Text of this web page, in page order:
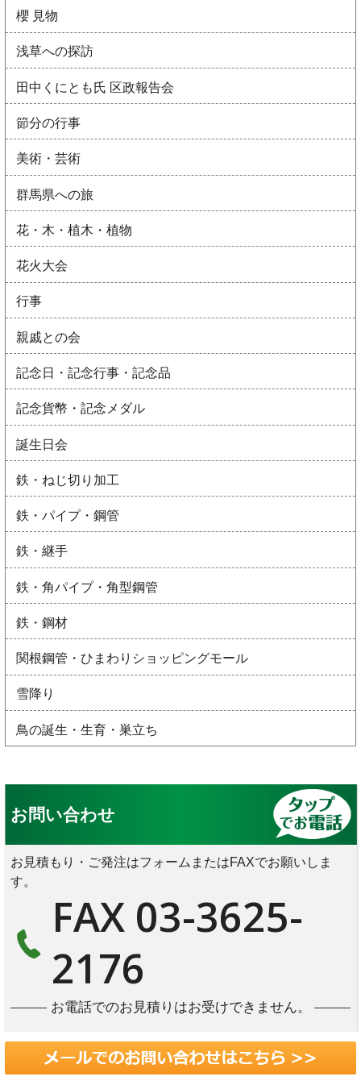
櫻 見物
浅草への探訪
田中くにとも氏 区政報告会
節分の行事
美術・芸術
群馬県への旅
花・木・植木・植物
花火大会
行事
親戚との会
記念日・記念行事・記念品
記念貨幣・記念メダル
誕生日会
鉄・ねじ切り加工
鉄・パイプ・鋼管
鉄・継手
鉄・角パイプ・角型鋼管
鉄・鋼材
関根鋼管・ひまわりショッピングモール
雪降り
鳥の誕生・生育・巣立ち
お問い合わせ
お見積もり・ご発注はフォームまたはFAXでお願いしま
す。
FAX 03-3625-
2176
お電話でのお見積りはお受けできません。